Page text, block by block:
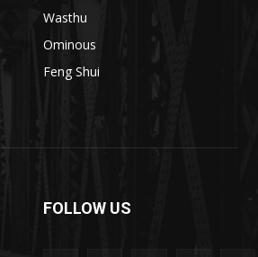
Wasthu
Ominous
Feng Shui
FOLLOW US